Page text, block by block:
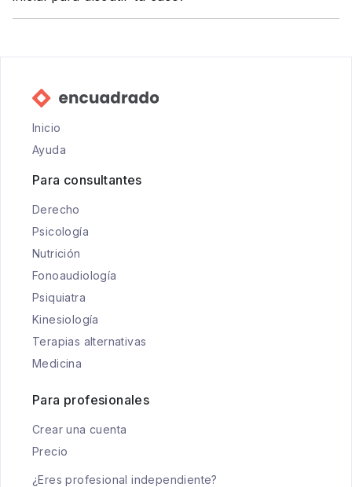
Inicio
Ayuda
Para consultantes
Derecho
Psicología
Nutrición
Fonoaudiología
Psiquiatra
Kinesiología
Terapias alternativas
Medicina
Para profesionales
Crear una cuenta
Precio
¿Eres profesional independiente?